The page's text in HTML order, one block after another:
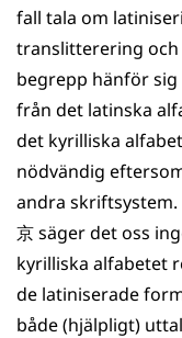
fall tala om
translitterering och
begrepp hänför
från det latinska
det kyrilliska
nödvändig
andra skriftsystem.
京 säger det oss
kyrilliska alfabetet
de latiniserade
både (hjälpligt)